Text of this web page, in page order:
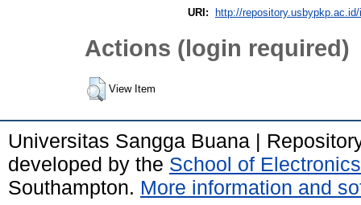
URI:
http://
Actions (login required)
View Item
Universitas Sangga Buana |
developed by the School of
Southampton. More information and